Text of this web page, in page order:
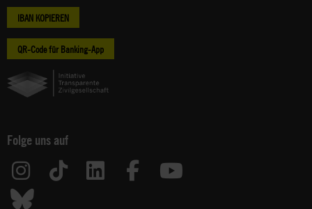
IBAN KOPIEREN
QR-Code für Banking-App
Folge uns auf